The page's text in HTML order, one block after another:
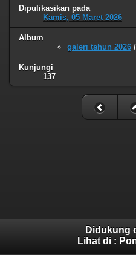
Dipulikasikan pada
Kamis, 05 Maret 2026
Album
galeri tahun 2026 /
Kunjungi
137
Didukung
Lihat di :